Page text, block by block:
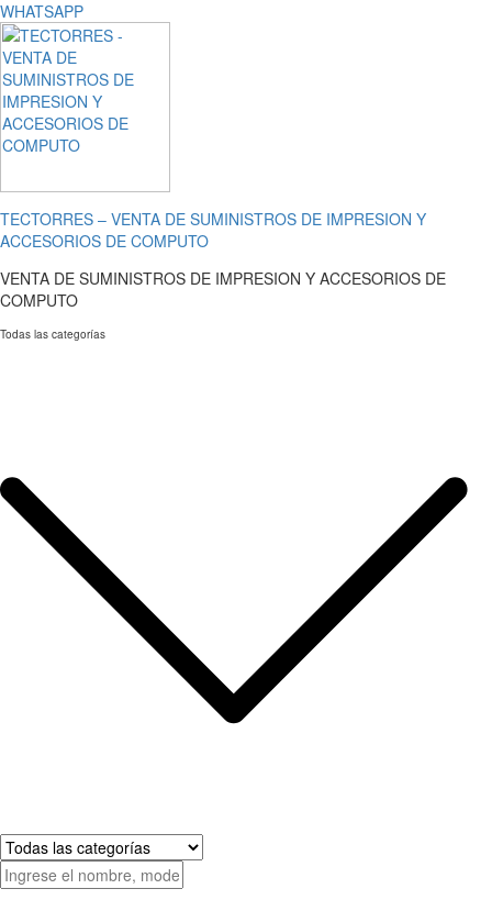
WHATSAPP
TECTORRES – VENTA DE SUMINISTROS DE IMPRESION Y
ACCESORIOS DE COMPUTO
VENTA DE SUMINISTROS DE IMPRESION Y ACCESORIOS DE
COMPUTO
Todas las categorías